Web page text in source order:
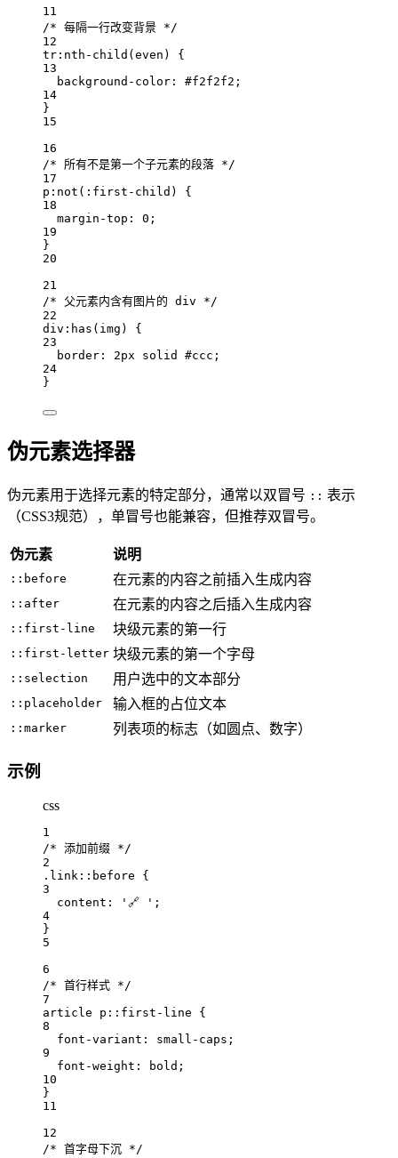
11
/* 每隔一行改变背景 */
12
tr :nth-child ( even )
{
13
background-color: #f2f2f2 ;
14
}
15
16
/* 所有不是第一个子元素的段落 */
17
p :not ( :first-child )
{
18
margin-top: 0 ;
19
}
20
21
/* 父元素内含有图片的 div */
22
div :has ( img )
{
23
border: 2px solid #ccc ;
24
}
伪元素选择器
伪元素用于选择元素的特定部分，通常以双冒号 :: 表示
（CSS3规范），单冒号也能兼容，但推荐双冒号。
伪元素 说明
::before 在元素的内容之前插入生成内容
::after 在元素的内容之后插入生成内容
::first-line 块级元素的第一行
::first-letter 块级元素的第一个字母
::selection 用户选中的文本部分
::placeholder 输入框的占位文本
::marker 列表项的标志（如圆点、数字）
示例
css
1
/* 添加前缀 */
2
.link ::before {
3
content:
'🔗 ' ;
4
}
5
6
/* 首行样式 */
7
article
p ::first-line {
8
font-variant: small-caps ;
9
font-weight:
bold ;
10
}
11
12
/* 首字母下沉 */